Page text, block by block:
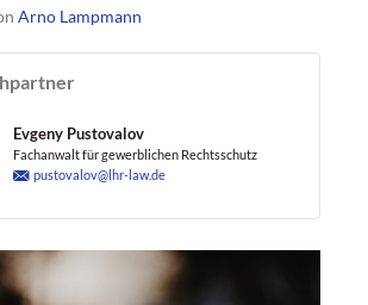
Arno Lampmann
Evgeny Pustovalov
Fachanwalt für gewerblichen Rechtsschutz
pustovalov@lhr-law.de